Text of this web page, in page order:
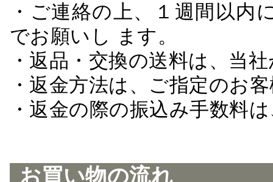
・ご連絡の上、１週間以
でお願いし ます。
・返品・交換の送料は、当
・返金方法は、ご指定のお
・返金の際の振込み手数料
お買い物の流れ